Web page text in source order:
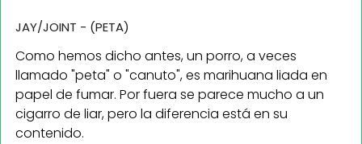
JAY/JOINT - (PETA)
Como hemos dicho antes, un porro, a veces
llamado "peta" o "canuto", es marihuana liada en
papel de fumar. Por fuera se parece mucho a un
cigarro de liar, pero la diferencia está en su
contenido.